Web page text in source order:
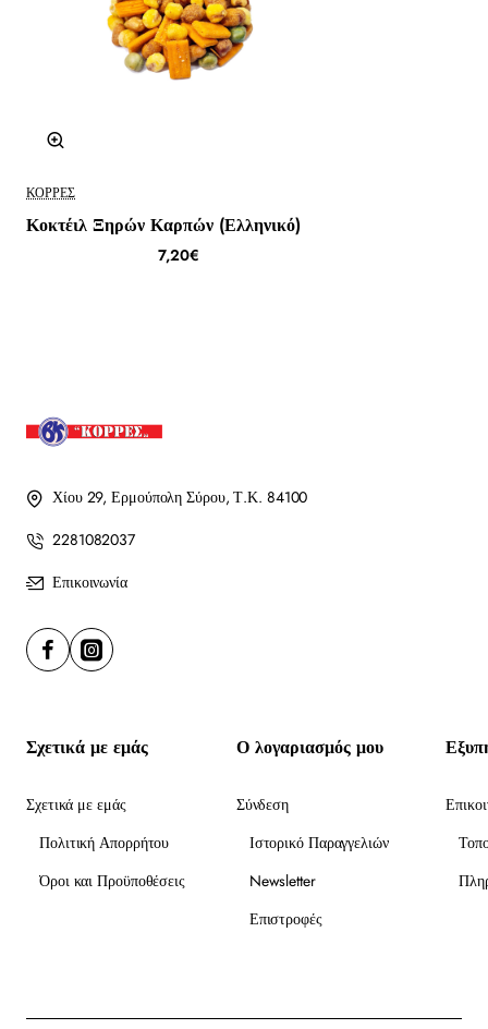
ΚΟΡΡΈΣ
Κοκτέιλ Ξηρών Καρπών (Ελληνικό)
7,20€
Χίου 29, Ερμούπολη Σύρου, Τ.Κ. 84100
2281082037
Επικοινωνία
Σχετικά με εμάς
Σχετικά με εμάς
Πολιτική Απορρήτου
Όροι και Προϋποθέσεις
Ο λογαριασμός μου
Σύνδεση
Ιστορικό Παραγγελιών
Newsletter
Επιστροφές